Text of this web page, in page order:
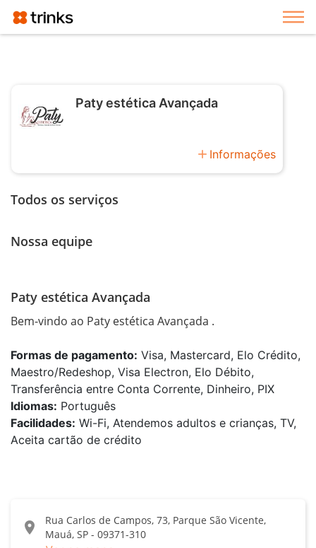
Paty estética Avançada
add Informações
Todos os serviços
Nossa equipe
Paty estética Avançada
Bem-vindo ao Paty estética Avançada .
Formas de pagamento: Visa, Mastercard, Elo Crédito,
Maestro/Redeshop, Visa Electron, Elo Débito,
Transferência entre Conta Corrente, Dinheiro, PIX
Idiomas: Português
Facilidades: Wi-Fi, Atendemos adultos e crianças, TV,
Aceita cartão de crédito
location_on
Rua Carlos de Campos, 73, Parque São Vicente,
Mauá, SP - 09371-310